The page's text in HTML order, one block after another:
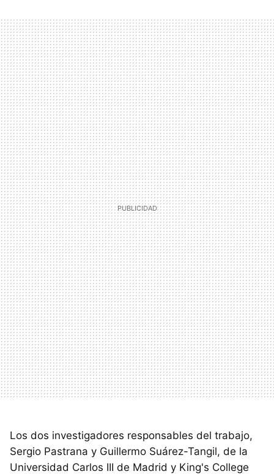
Los dos investigadores responsables del trabajo,
Sergio Pastrana y Guillermo Suárez-Tangil, de la
Universidad Carlos III de Madrid y King's College